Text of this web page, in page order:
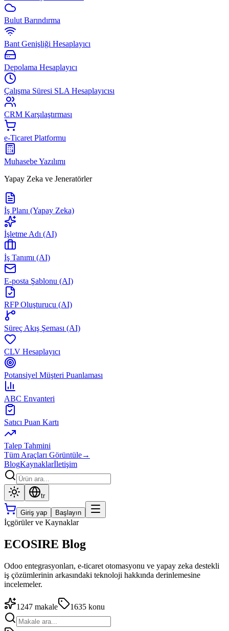
Bulut Barındırma
Bant Genişliği Hesaplayıcı
Depolama Hesaplayıcı
Çalışma Süresi SLA Hesaplayıcısı
CRM Karşılaştırması
e-Ticaret Platformu
Muhasebe Yazılımı
Yapay Zeka ve Jeneratörler
İş Planı (Yapay Zeka)
İşletme Adı (AI)
İş Tanımı (AI)
E-posta Şablonu (AI)
RFP Oluşturucu (AI)
Süreç Akış Şeması (AI)
CLV Hesaplayıcı
Potansiyel Müşteri Puanlaması
ABC Envanteri
Satıcı Puan Kartı
Talep Tahmini
Tüm Araçları Görüntüle→
BlogKaynaklarİletişim
tr
Giriş yap Başlayın
İçgörüler ve Kaynaklar
ECOSIRE Blog
Odoo entegrasyonları, e-ticaret otomasyonu ve yapay zeka destekli
iş çözümlerinin arkasındaki teknoloji hakkında derinlemesine
incelemeler.
1247 makale 1635 konu